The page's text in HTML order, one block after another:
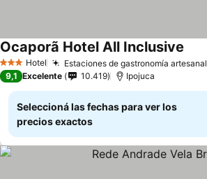
3 Estrellas
Hotel Estaciones de gastronomía artesanal
Ocaporã Hotel All Inclusive
9,1 Excelente 10.419 Ipojuca
Seleccioná las fechas para ver los
precios exactos